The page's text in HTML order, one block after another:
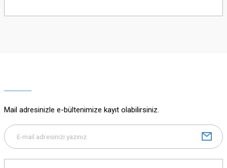
Ürün açıklamasında eksik bilgiler bulunuyor.
Ürün bilgilerinde hatalar bulunuyor.
Bu ürüne benzer farklı alternatifler olmalı.
Mail adresinizle e-bültenimize kayıt olabilirsiniz.